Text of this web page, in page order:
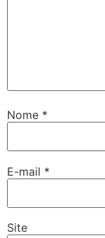
Nome *
E-mail *
Site